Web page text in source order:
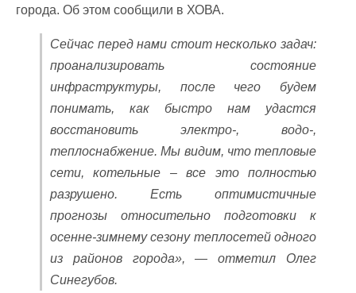
города. Об этом сообщили в ХОВА.
Сейчас перед нами стоит несколько задач:
проанализировать состояние
инфраструктуры, после чего будем
понимать, как быстро нам удастся
восстановить электро-, водо-,
теплоснабжение. Мы видим, что тепловые
сети, котельные – все это полностью
разрушено. Есть оптимистичные
прогнозы относительно подготовки к
осенне-зимнему сезону теплосетей одного
из районов города», — отметил Олег
Синегубов.